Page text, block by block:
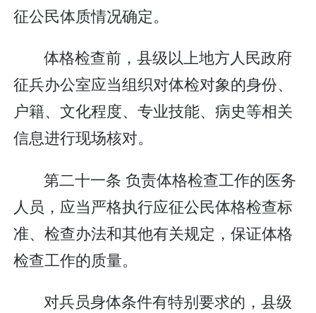
征公民体质情况确定。
体格检查前，县级以上地方人民政府
征兵办公室应当组织对体检对象的身份、
户籍、文化程度、专业技能、病史等相关
信息进行现场核对。
第二十一条 负责体格检查工作的医务
人员，应当严格执行应征公民体格检查标
准、检查办法和其他有关规定，保证体格
检查工作的质量。
对兵员身体条件有特别要求的，县级